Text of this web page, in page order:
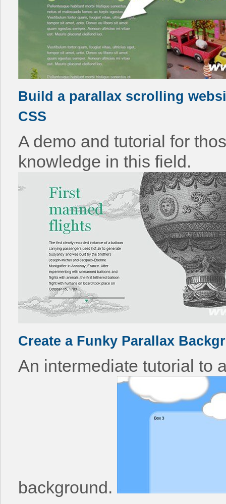
Build a parallax scrolling
CSS
A demo and tutorial for
knowledge in this field.
Create a Funky Parallax
An intermediate tutorial to
background.